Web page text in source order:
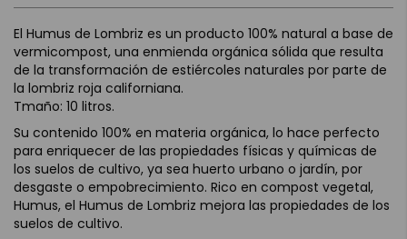
El Humus de Lombriz es un producto 100% natural a base de
vermicompost, una enmienda orgánica sólida que resulta
de la transformación de estiércoles naturales por parte de
la lombriz roja californiana.
Tmaño: 10 litros.
Su contenido 100% en materia orgánica, lo hace perfecto
para enriquecer de las propiedades físicas y químicas de
los suelos de cultivo, ya sea huerto urbano o jardín, por
desgaste o empobrecimiento. Rico en compost vegetal,
Humus, el Humus de Lombriz mejora las propiedades de los
suelos de cultivo.